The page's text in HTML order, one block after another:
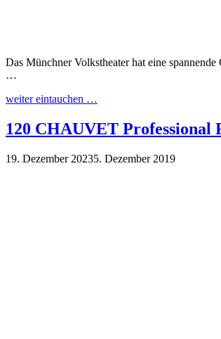
Das Münchner Volkstheater hat eine
…
weiter eintauchen …
120 CHAUVET Professional
19. Dezember 20235. Dezember 2019